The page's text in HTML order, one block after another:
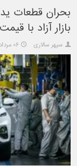
بحران قطعات
بازار آزاد با
سپهر سالاری ۰۶ مرداد ۱۴۰۵ ساعت ۱۰:۳۱